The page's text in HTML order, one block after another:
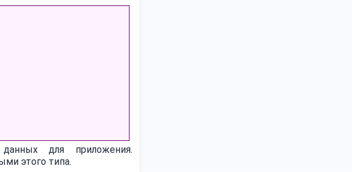
для приложения.
этого типа.